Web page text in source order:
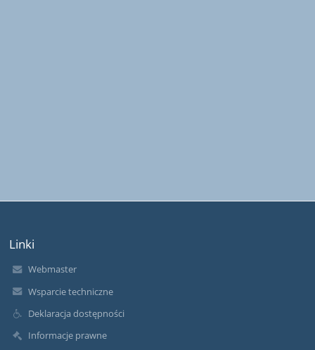
Linki
Webmaster
Wsparcie techniczne
Deklaracja dostępności
Informacje prawne